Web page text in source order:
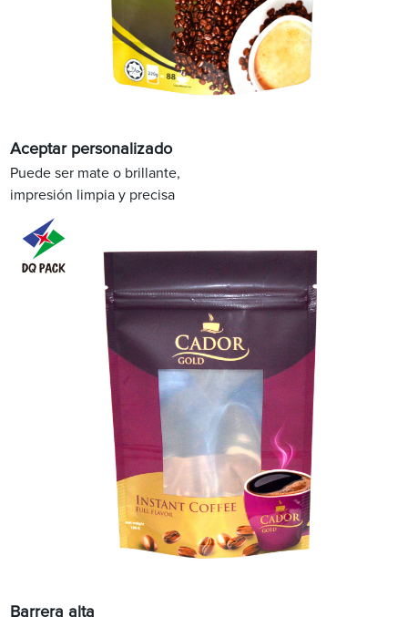
Aceptar personalizado
Puede ser mate o brillante,
impresión limpia y precisa
Barrera alta